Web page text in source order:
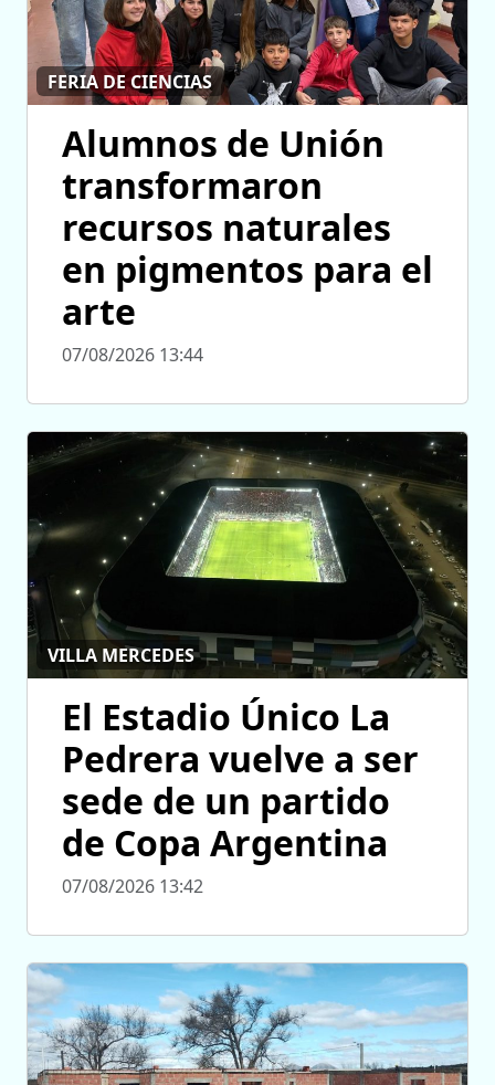
FERIA DE CIENCIAS
Alumnos de Unión
transformaron
recursos naturales
en pigmentos para el
arte
07/08/2026 13:44
VILLA MERCEDES
El Estadio Único La
Pedrera vuelve a ser
sede de un partido
de Copa Argentina
07/08/2026 13:42